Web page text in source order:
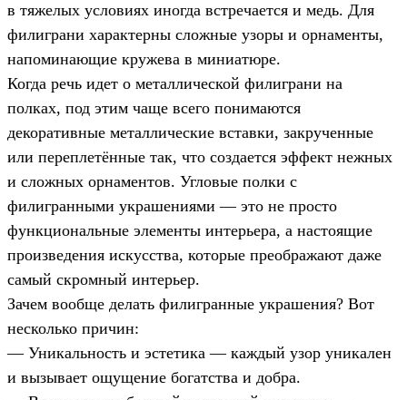
в тяжелых условиях иногда встречается и медь. Для
филиграни характерны сложные узоры и орнаменты,
напоминающие кружева в миниатюре.
Когда речь идет о металлической филиграни на
полках, под этим чаще всего понимаются
декоративные металлические вставки, закрученные
или переплетённые так, что создается эффект нежных
и сложных орнаментов. Угловые полки с
филигранными украшениями — это не просто
функциональные элементы интерьера, а настоящие
произведения искусства, которые преображают даже
самый скромный интерьер.
Зачем вообще делать филигранные украшения? Вот
несколько причин:
— Уникальность и эстетика — каждый узор уникален
и вызывает ощущение богатства и добра.